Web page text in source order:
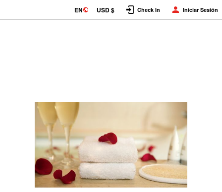
EN USD $ Check In Iniciar Sesión